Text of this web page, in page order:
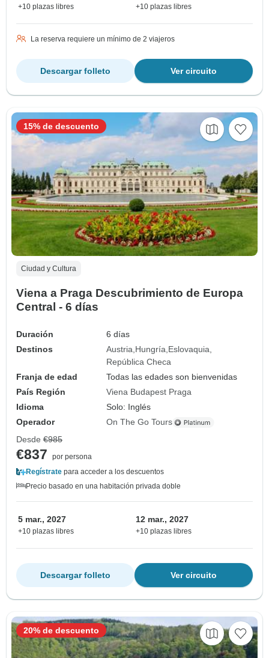
+10 plazas libres +10 plazas libres
La reserva requiere un mínimo de 2 viajeros
Ver circuito
Descargar folleto
Ciudad y Cultura
Viena a Praga Descubrimiento de Europa
Central - 6 días
Duración
6 días
Destinos
Austria Hungría Eslovaquia
República Checa
Franja de edad
Todas las edades son bienvenidas
País Región
Viena Budapest Praga
Idioma
Solo: Inglés
Operador
On The Go Tours
15% de descuento
Desde €985
€837
por persona
Regístrate para acceder a los descuentos
Precio basado en una habitación privada doble
5 mar., 2027
+10 plazas libres
12 mar., 2027
+10 plazas libres
Ver circuito
Descargar folleto
20% de descuento